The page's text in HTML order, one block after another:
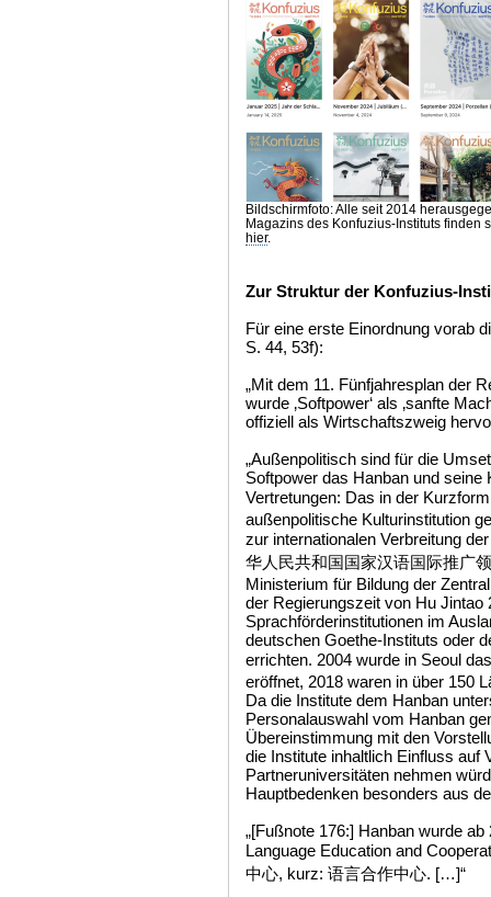
Bildschirmfoto: Alle seit 2014
Magazins des Konfuzius-Instituts finden
hier.
Zur Struktur der Konfuzius-
Für eine erste Einordnung vorab
S. 44, 53f):
„Mit dem 11. Fünfjahresplan der
wurde ‚Softpower‘ als ‚sanfte
offiziell als Wirtschaftszweig
„Außenpolitisch sind für die
Softpower das Hanban und
Vertretungen: Das in der
außenpolitische Kulturinstitution
zur internationalen Verbreitung
华人民共和国国家汉语国际推广
Ministerium für Bildung der
der Regierungszeit von Hu Jintao
Sprachförderinstitutionen im
deutschen Goethe-Instituts oder
errichten. 2004 wurde in Seoul
eröffnet, 2018 waren in über 150
Da die Institute dem Hanban
Personalauswahl vom Hanban
Übereinstimmung mit den
die Institute inhaltlich Einfluss auf
Partneruniversitäten nehmen
Hauptbedenken besonders aus
„[Fußnote 176:] Hanban wurde
Language Education and
中心, kurz: 语言合作中心. […]“